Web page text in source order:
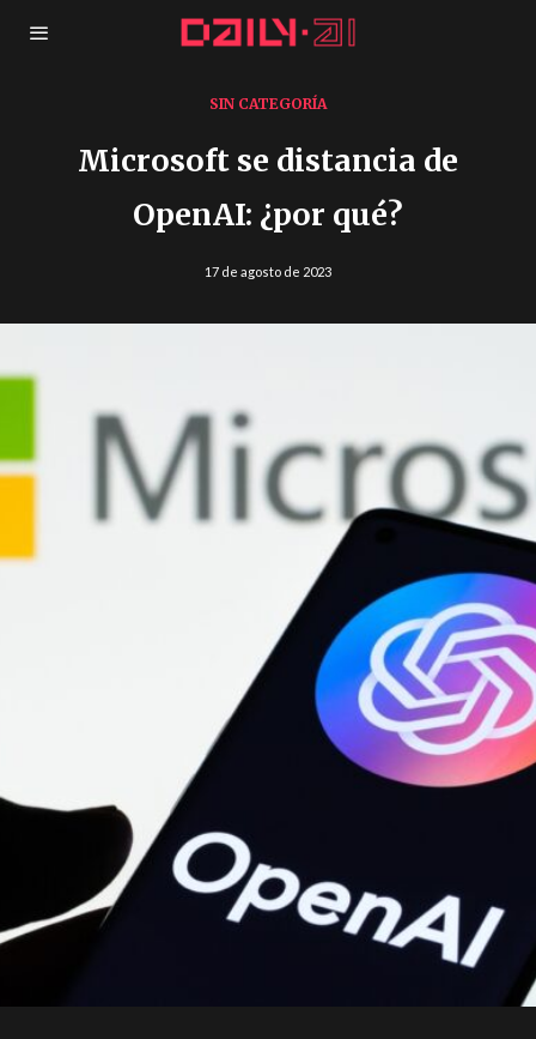
SIN CATEGORÍA
Microsoft se distancia de
OpenAI: ¿por qué?
17 de agosto de 2023